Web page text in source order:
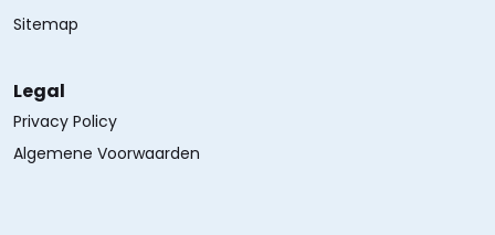
Sitemap
Legal
Privacy Policy
Algemene Voorwaarden